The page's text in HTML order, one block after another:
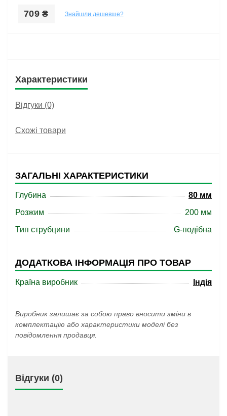
709 ₴ Знайшли дешевше?
Характеристики
Відгуки (0)
Схожі товари
ЗАГАЛЬНІ ХАРАКТЕРИСТИКИ
Глубина
80 мм
Розжим
200 мм
Тип струбцини
G-подібна
ДОДАТКОВА ІНФОРМАЦІЯ ПРО ТОВАР
Країна виробник Індія
Виробник залишає за собою право вносити зміни в
комплектацію або характеристики моделі без
повідомлення продавця.
Відгуки (0)